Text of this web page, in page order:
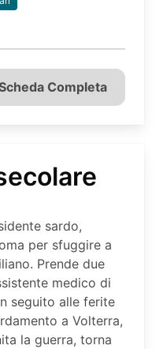
Completa
sardo,
per sfuggire a
Prende due
medico di
seguito alle ferite
a Volterra,
la guerra, torna